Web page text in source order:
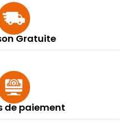
Gratuite
de paiement